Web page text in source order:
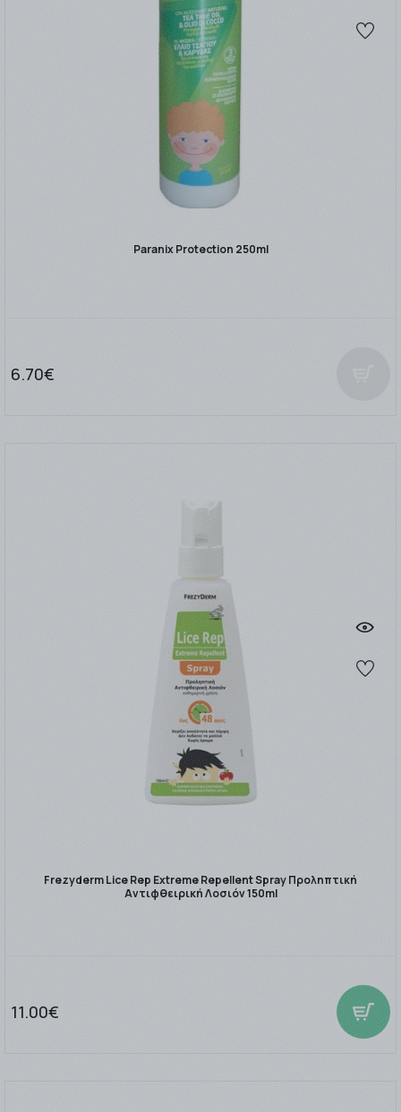
Paranix Protection 250ml
6.70€
Frezyderm Lice Rep Extreme Repellent Spray Προληπτική
Αντιφθειρική Λοσιόν 150ml
11.00€